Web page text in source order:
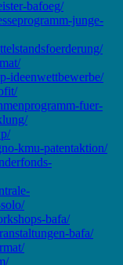
bafoeg/
junge-
ideenwettbewerbe/
fuer-
kmu-patentaktion/
bafa/
bafa/